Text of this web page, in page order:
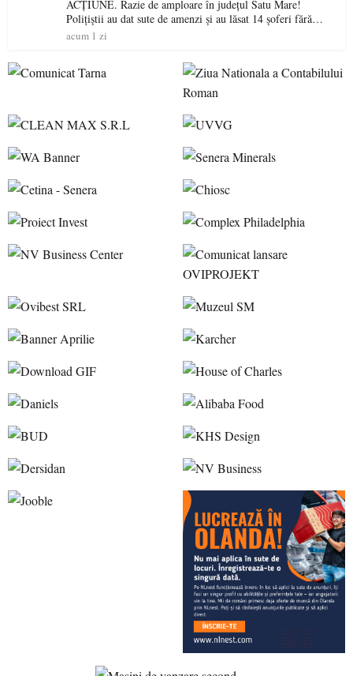
ACȚIUNE. Razie de amploare în județul Satu Mare!
Polițiștii au dat sute de amenzi și au lăsat 14 șoferi fără
permis într-o singură zi
acum 1 zi